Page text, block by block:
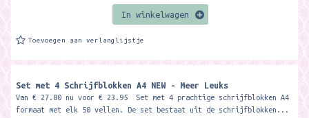
In winkelwagen
Toevoegen aan verlanglijstje
Set met 4 Schrijfblokken A4 NEW - Meer Leuks
Van € 27.80 nu voor € 23.95 Set met 4 prachtige schrijfblokken A4
formaat met elk 50 vellen. De set bestaat uit de schrijfblokken...